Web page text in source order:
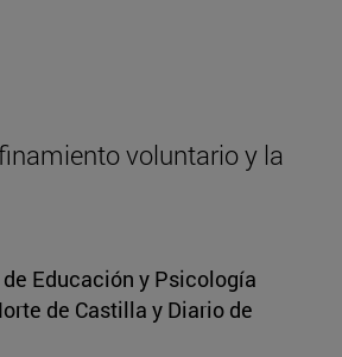
voluntario y la
Educación y Psicología
de Castilla y Diario de